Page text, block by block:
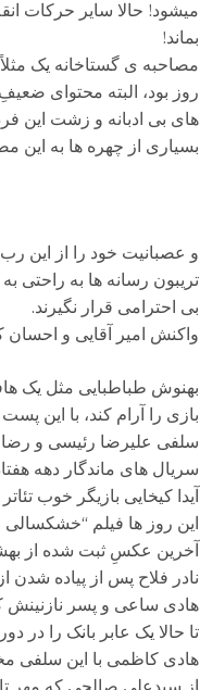
میشود! حالا سایر حرکات
بماند!
مصاحبه ی گستاخانه یک مثلاً
روز بود، البته محتوای
های بی ادبانه و زشت این
بسیاری از چهره ها به این
و عصبانیت خود را از این
تریبون رسانه ها به راحتی
بی احترامی قرار نگیرند.
واکنش امیر آقایی و
بهنوش طباطبایی مثل یک
بازی را آرام کند، با این
سلفی علیرضا رئیسی و رضا
سریال های ماندگار دهه
آیدا کیخایی بازیگر خوب
این روز ها فیلم “خشکسالی
آخرین عکسِ ثبت شده از
نادر فلاح پس از پیاده
هادی ساعی و پسر نازنینش
تا حالا یک عابر بانک را در
هادی کاظمی با این سلفی